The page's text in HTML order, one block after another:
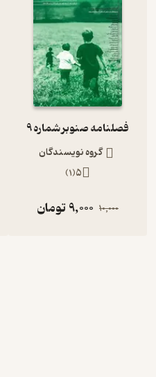
فصلنامه صنوبر شماره 9
گروه نویسندگان
5
(
1
)
10,000
9,000تومان